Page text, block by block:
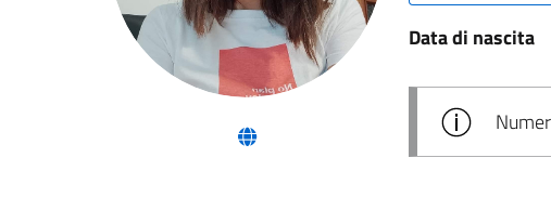
(nuova scheda - new tab)
Data di nascita